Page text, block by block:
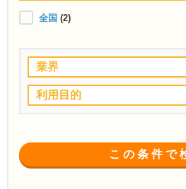
全国 (2)
業界
利用目的
この条件で